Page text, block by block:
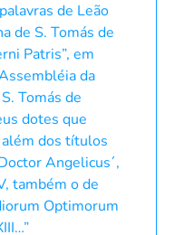
de Leão
de S. Tomás de
Patris”, em
da
Tomás de
dotes que
dos títulos
Angelicus´,
também o de
Optimorum